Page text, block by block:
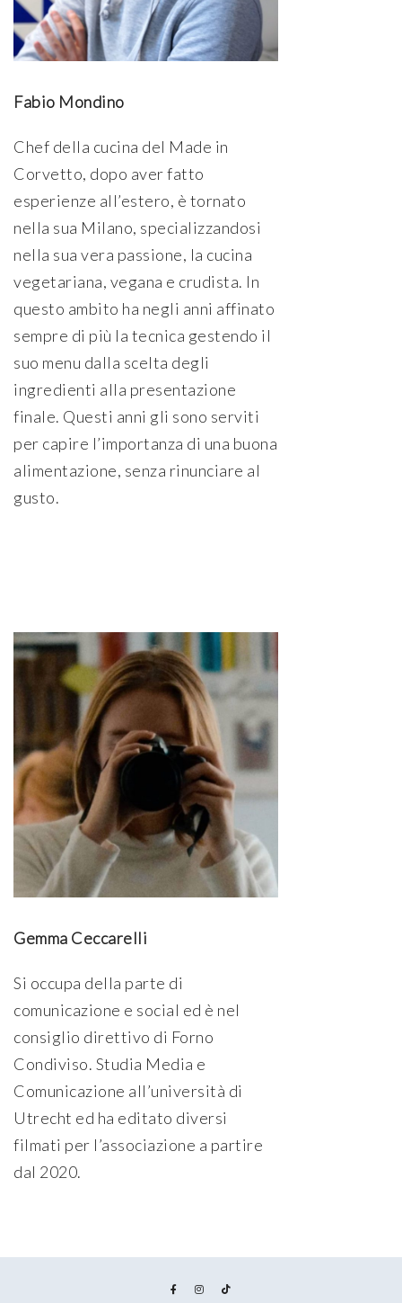
Fabio Mondino
Chef della cucina del Made in
Corvetto, dopo aver fatto
esperienze all’estero, è tornato
nella sua Milano, specializzandosi
nella sua vera passione, la cucina
vegetariana, vegana e crudista. In
questo ambito ha negli anni affinato
sempre di più la tecnica gestendo il
suo menu dalla scelta degli
ingredienti alla presentazione
finale. Questi anni gli sono serviti
per capire l’importanza di una buona
alimentazione, senza rinunciare al
gusto.
Gemma Ceccarelli
Si occupa della parte di
comunicazione e social ed è nel
consiglio direttivo di Forno
Condiviso. Studia Media e
Comunicazione all’università di
Utrecht ed ha editato diversi
filmati per l’associazione a partire
dal 2020.